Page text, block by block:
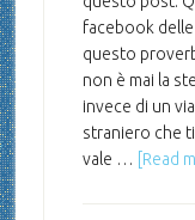
facebook
questo
non è mai la
invece di un
straniero che
vale …
[Read